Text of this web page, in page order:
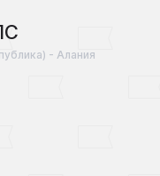
- Алания